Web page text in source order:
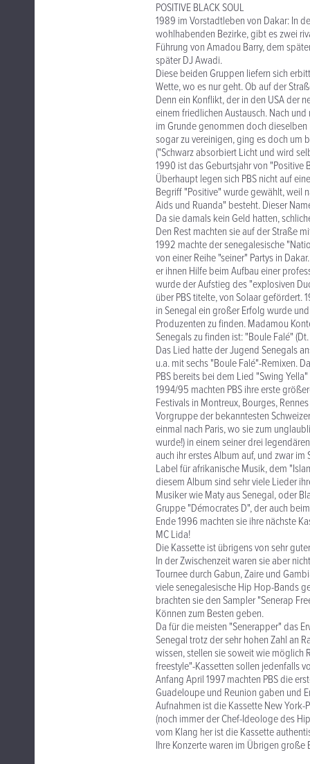
POSITIVE BLACK SOUL
1989 im Vorstadtleben von Dakar: In
wohlhabenden Bezirke, gibt es zwei
Führung von Amadou Barry, dem
später DJ Awadi.
Diese beiden Gruppen liefern sich
Wette, wo es nur geht. Ob auf der
Denn ein Konflikt, der in den USA der
einem friedlichen Austausch. Nach
im Grunde genommen doch
sogar zu vereinigen, ging es doch um
("Schwarz absorbiert Licht und wird
1990 ist das Geburtsjahr von "Positive
Überhaupt legen sich PBS nicht auf
Begriff "Positive" wurde gewählt, weil
Aids und Ruanda" besteht. Dieser
Da sie damals kein Geld hatten,
Den Rest machten sie auf der Straße
1992 machte der senegalesische
von einer Reihe "seiner" Partys in
er ihnen Hilfe beim Aufbau einer
wurde der Aufstieg des "explosiven
über PBS titelte, von Solaar gefördert.
in Senegal ein großer Erfolg wurde
Produzenten zu finden. Madamou
Senegals zu finden ist: "Boule Falé"
Das Lied hatte der Jugend Senegals
u.a. mit sechs "Boule Falé"-Remixen.
PBS bereits bei dem Lied "Swing
1994/95 machten PBS ihre erste
Festivals in Montreux, Bourges,
Vorgruppe der bekanntesten
einmal nach Paris, wo sie zum
wurde!) in einem seiner drei
auch ihr erstes Album auf, und zwar
Label für afrikanische Musik, dem
diesem Album sind sehr viele Lieder
Musiker wie Maty aus Senegal, oder
Gruppe "Démocrates D", der auch
Ende 1996 machten sie ihre nächste
MC Lida!
Die Kassette ist übrigens von sehr
In der Zwischenzeit waren sie aber
Tournee durch Gabun, Zaire und
viele senegalesische Hip Hop-Bands
brachten sie den Sampler "Senerap
Können zum Besten geben.
Da für die meisten "Senerapper" das
Senegal trotz der sehr hohen Zahl an
wissen, stellen sie soweit wie möglich
freestyle"-Kassetten sollen jedenfalls
Anfang April 1997 machten PBS die
Guadeloupe und Reunion gaben und
Aufnahmen ist die Kassette New York-
(noch immer der Chef-Ideologe des
vom Klang her ist die Kassette
Ihre Konzerte waren im Übrigen große